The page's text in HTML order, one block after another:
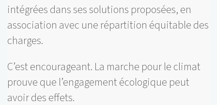
intégrées dans ses solutions proposées, en
association avec une répartition équitable des
charges.
C’est encourageant. La marche pour le climat
prouve que l’engagement écologique peut
avoir des effets.